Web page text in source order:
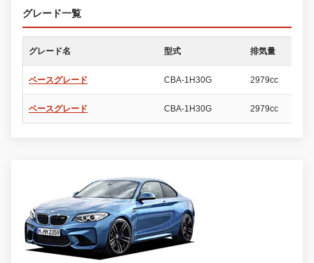
グレード一覧
グレード名 型式 排気量
ベースグレード CBA-1H30G 2979cc
ベースグレード CBA-1H30G 2979cc